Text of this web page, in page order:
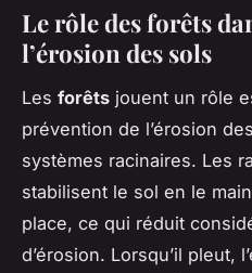
Le rôle des forêts
l’érosion des sols
Les forêts jouent un rôle
prévention de l’érosion
systèmes racinaires. Les
stabilisent le sol en le
place, ce qui réduit
d’érosion. Lorsqu’il pleut,